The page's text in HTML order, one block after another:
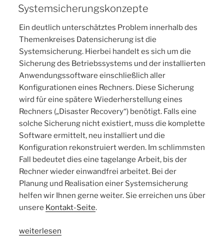
AM
Systemsicherungskonzepte
Ein deutlich unterschätztes Problem innerhalb des
Themenkreises Datensicherung ist die
Systemsicherung. Hierbei handelt es sich um die
Sicherung des Betriebssystems und der installierten
Anwendungssoftware einschließlich aller
Konfigurationen eines Rechners. Diese Sicherung
wird für eine spätere Wiederherstellung eines
Rechners („Disaster Recovery“) benötigt. Falls eine
solche Sicherung nicht existiert, muss die komplette
Software ermittelt, neu installiert und die
Konfiguration rekonstruiert werden. Im schlimmsten
Fall bedeutet dies eine tagelange Arbeit, bis der
Rechner wieder einwandfrei arbeitet. Bei der
Planung und Realisation einer Systemsicherung
helfen wir Ihnen gerne weiter. Sie erreichen uns über
unsere Kontakt-Seite.
„Systemsicherungskonzepte“
weiterlesen